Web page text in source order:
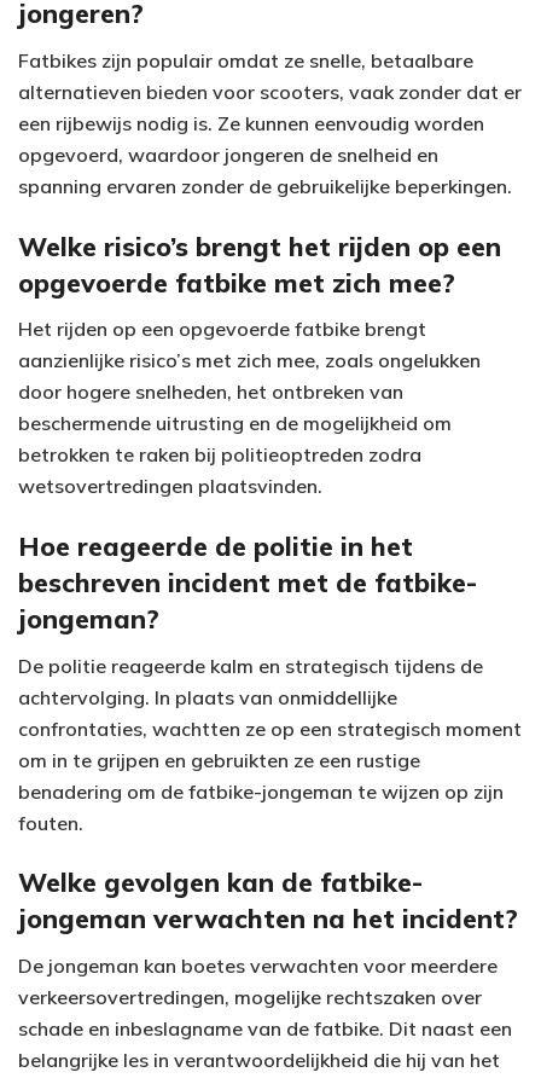
d
e
o
jongeren?
Fatbikes zijn populair omdat ze snelle, betaalbare
alternatieven bieden voor scooters, vaak zonder dat er
een rijbewijs nodig is. Ze kunnen eenvoudig worden
opgevoerd, waardoor jongeren de snelheid en
spanning ervaren zonder de gebruikelijke beperkingen.
Welke risico’s brengt het rijden op een
opgevoerde fatbike met zich mee?
Het rijden op een opgevoerde fatbike brengt
aanzienlijke risico’s met zich mee, zoals ongelukken
door hogere snelheden, het ontbreken van
beschermende uitrusting en de mogelijkheid om
betrokken te raken bij politieoptreden zodra
wetsovertredingen plaatsvinden.
Hoe reageerde de politie in het
beschreven incident met de fatbike-
jongeman?
De politie reageerde kalm en strategisch tijdens de
achtervolging. In plaats van onmiddellijke
confrontaties, wachtten ze op een strategisch moment
om in te grijpen en gebruikten ze een rustige
benadering om de fatbike-jongeman te wijzen op zijn
fouten.
Welke gevolgen kan de fatbike-
jongeman verwachten na het incident?
De jongeman kan boetes verwachten voor meerdere
verkeersovertredingen, mogelijke rechtszaken over
schade en inbeslagname van de fatbike. Dit naast een
belangrijke les in verantwoordelijkheid die hij van het